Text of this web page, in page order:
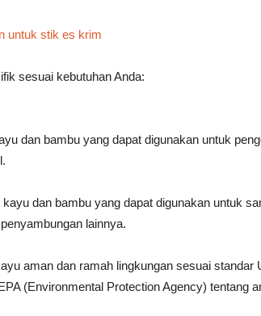
untuk stik es krim
sesuai kebutuhan Anda:
dan bambu yang dapat digunakan untuk
dan bambu yang dapat digunakan untuk
lainnya.
aman dan ramah lingkungan sesuai standar
(Environmental Protection Agency) tentang